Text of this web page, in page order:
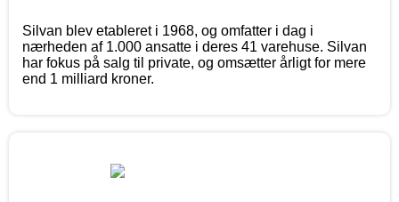
Silvan blev etableret i 1968, og omfatter i dag i
nærheden af 1.000 ansatte i deres 41 varehuse. Silvan
har fokus på salg til private, og omsætter årligt for mere
end 1 milliard kroner.